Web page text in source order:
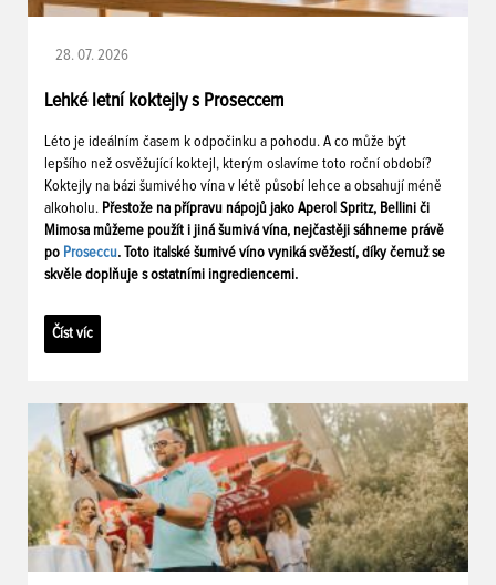
28. 07. 2026
Lehké letní koktejly s Proseccem
Léto je ideálním časem k odpočinku a pohodu. A co může být
lepšího než osvěžující koktejl, kterým oslavíme toto roční období?
Koktejly na bázi šumivého vína v létě působí lehce a obsahují méně
alkoholu. Přestože na přípravu nápojů jako Aperol Spritz, Bellini či
Mimosa můžeme použít i jiná šumivá vína, nejčastěji sáhneme právě
po Proseccu. Toto italské šumivé víno vyniká svěžestí, díky čemuž se
skvěle doplňuje s ostatními ingrediencemi.
Číst víc